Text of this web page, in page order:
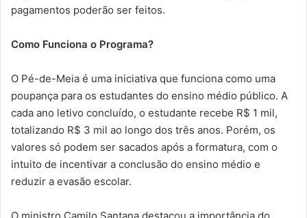
pagamentos poderão ser feitos.
Como Funciona o Programa?
O Pé-de-Meia é uma iniciativa que funciona como uma
poupança para os estudantes do ensino médio público. A
cada ano letivo concluído, o estudante recebe R$ 1 mil,
totalizando R$ 3 mil ao longo dos três anos. Porém, os
valores só podem ser sacados após a formatura, com o
intuito de incentivar a conclusão do ensino médio e
reduzir a evasão escolar.